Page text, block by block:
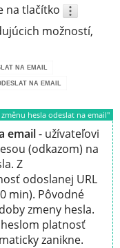
na tlačítko
možností,
NA EMAIL
NA EMAIL
hesla odeslat na email"
email- užívateľovi
(odkazom) na
Z
odoslanej URL
min). Pôvodné
zmeny hesla.
platnosť
zanikne.